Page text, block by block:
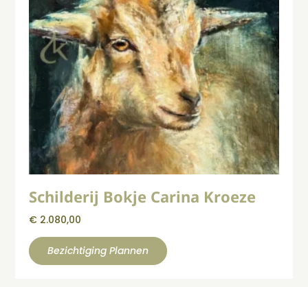
Schilderij Bokje Carina Kroeze
€ 2.080,00
Bezichtiging Plannen